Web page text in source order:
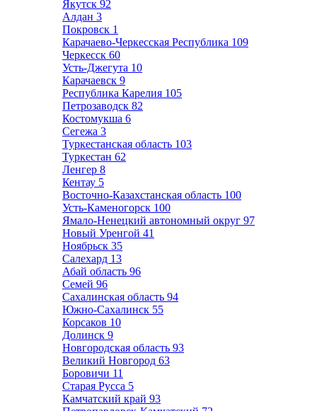
Якутск 92
Алдан 3
Покровск 1
Карачаево-Черкесская Республика 109
Черкесск 60
Усть-Джегута 10
Карачаевск 9
Республика Карелия 105
Петрозаводск 82
Костомукша 6
Сегежа 3
Туркестанская область 103
Туркестан 62
Ленгер 8
Кентау 5
Восточно-Казахстанская область 100
Усть-Каменогорск 100
Ямало-Ненецкий автономный округ 97
Новый Уренгой 41
Ноябрьск 35
Салехард 13
Абай область 96
Семей 96
Сахалинская область 94
Южно-Сахалинск 55
Корсаков 10
Долинск 9
Новгородская область 93
Великий Новгород 63
Боровичи 11
Старая Русса 5
Камчатский край 93